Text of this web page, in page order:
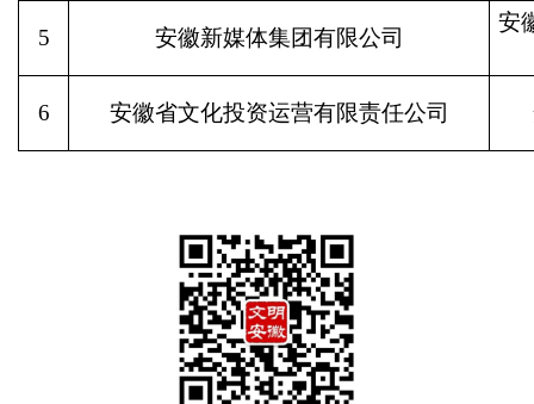
5 安徽新媒体集团有限公司
安
6 安徽省文化投资运营有限责任公司